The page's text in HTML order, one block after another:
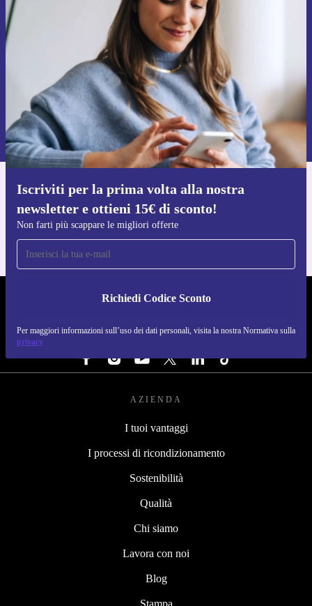
Iscriviti per la prima volta alla nostra
newsletter e ottieni 15€ di sconto!
Non farti più scappare le migliori offerte
Richiedi Codice Sconto
Per maggiori informazioni sull’uso dei dati personali, visita la nostra Normativa sulla
privacy
newsletter e ottieni 15€ di sconto!
Non farti più scappare le migliori offerte.
Richiedi codice sconto
Per maggiori informazioni sull’uso dei dati personali, visita la nostra
Normativa sulla privacy
Scarica l'app di refurbed
Per iOS e Android
REFURBED ITALIA - RETHINK NEW.
SEGUICI SU
AZIENDA
I tuoi vantaggi
I processi di ricondizionamento
Sostenibilità
Qualità
Chi siamo
Lavora con noi
Blog